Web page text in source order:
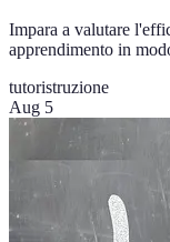
Impara a valutare
apprendimento in
tutoristruzione
Aug 5